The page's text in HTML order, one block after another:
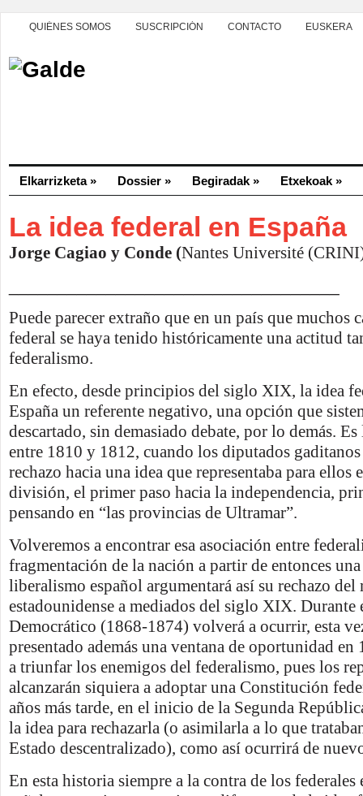
QUIÉNES SOMOS SUSCRIPCIÓN CONTACTO EUSKERA
Elkarrizketa» Dossier » Begiradak » Etxekoak »
La idea federal en España
Jorge Cagiao y Conde (Nantes Université
Puede parecer extraño que en un país que muchos
federal se haya tenido históricamente una actitud
federalismo.
En efecto, desde principios del siglo XIX, la idea
España un referente negativo, una opción que
descartado, sin demasiado debate, por lo demás.
entre 1810 y 1812, cuando los diputados gaditanos
rechazo hacia una idea que representaba para ellos
división, el primer paso hacia la independencia,
pensando en “las provincias de Ultramar”.
Volveremos a encontrar esa asociación entre
fragmentación de la nación a partir de entonces
liberalismo español argumentará así su rechazo del
estadounidense a mediados del siglo XIX. Durante
Democrático (1868-1874) volverá a ocurrir, esta
presentado además una ventana de oportunidad
a triunfar los enemigos del federalismo, pues los
alcanzarán siquiera a adoptar una Constitución
años más tarde, en el inicio de la Segunda
la idea para rechazarla (o asimilarla a lo que
Estado descentralizado), como así ocurrirá de
En esta historia siempre a la contra de los federales